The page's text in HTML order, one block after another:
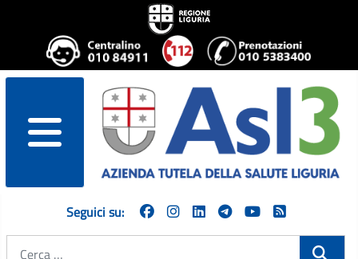
menu
Seguici su: